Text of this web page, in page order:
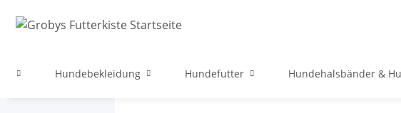
Hundebekleidung Hundefutter Hundehalsbänder &